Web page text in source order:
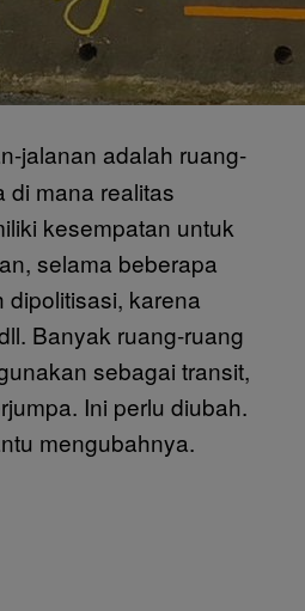
jalanan adalah ruang-
di mana realitas
kesempatan untuk
selama beberapa
dipolitisasi, karena
Banyak ruang-ruang
sebagai transit,
Ini perlu diubah.
mengubahnya.